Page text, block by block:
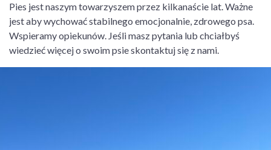
Pies jest naszym towarzyszem przez kilkanaście lat. Ważne
jest aby wychować stabilnego emocjonalnie, zdrowego psa.
Wspieramy opiekunów. Jeśli masz pytania lub chciałbyś
wiedzieć więcej o swoim psie skontaktuj się z nami.